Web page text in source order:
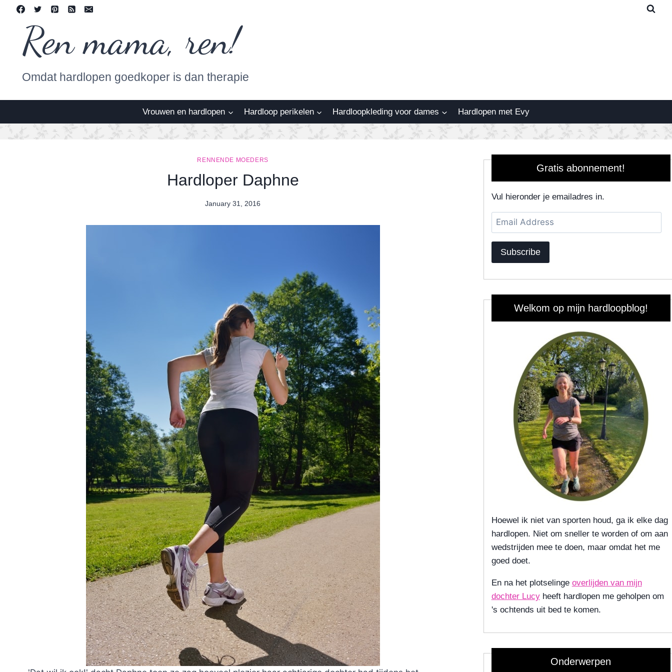
contentRen mama, ren!
Omdat hardlopen goedkoper is dan therapie
Vrouwen en hardlopen Hardloop perikelen Hardloopkleding voor dames Hardlopen met Evy
RENNENDE MOEDERS
Hardloper Daphne
By
January 31, 2016
Gratis abonnement!
Vul hieronder je emailadres in.
Email
Address
Subscribe
Welkom op mijn hardloopblog!
Hoewel ik niet van sporten houd, ga ik elke dag
hardlopen. Niet om sneller te worden of om aan
wedstrijden mee te doen, maar omdat het me
goed doet.
En na het plotselinge overlijden van mijn
dochter Lucyheeft hardlopen me geholpen om
's ochtends uit bed te komen.
Onderwerpen